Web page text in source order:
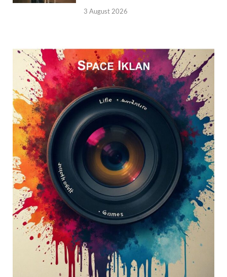
3 August 2026